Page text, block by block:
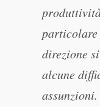
direzione
alcune
assunzioni.